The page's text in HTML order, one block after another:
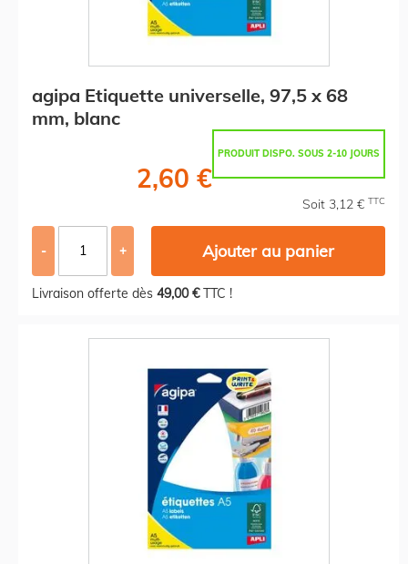
agipa Etiquette universelle, 97,5 x 68
mm, blanc
PRODUIT DISPO. SOUS 2-10 JOURS
2,60 €
Soit 3,12 € TTC
- + Ajouter au panier
Livraison offerte dès 49,00 €TTC !